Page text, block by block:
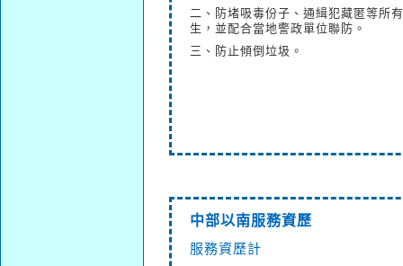
二、防堵吸毒份子、通緝犯藏匿等所
生，並配合當地警政單位聯防。
三、防止傾倒垃圾。
中部以南服務資歷
服務資歷計